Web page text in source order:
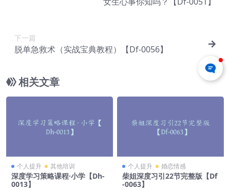
下一篇
脱单急救术（实战宝典教程）【Df-0056】
相关文章
个人提升 其他培训
深度学习策略课程·小学【Dh-
0013】
个人提升 婚恋情感
柴姐深度习引22节完整版【Df
-0063】